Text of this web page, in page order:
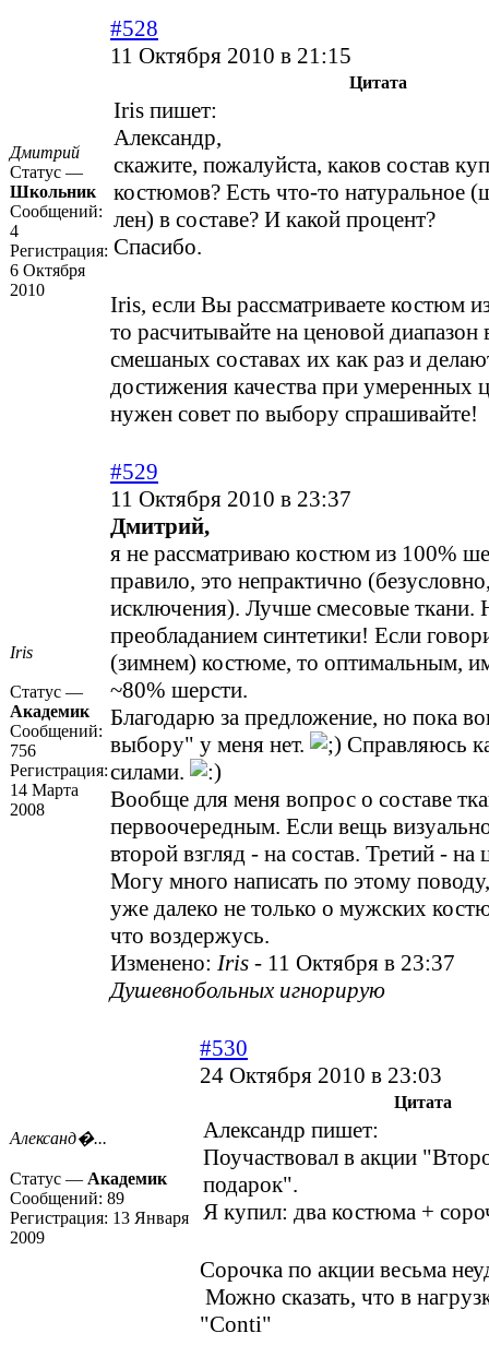
Дмитрий
Статус —
Школьник
Сообщений:
4
Регистрация:
6 Октября
2010
#528
11 Октября 2010 в 21:15
Цитата
Iris пишет:
Александр,
скажите, пожалуйста, каков состав
костюмов? Есть что-то натуральное
лен) в составе? И какой процент?
Спасибо.
Iris, если Вы расcматриваете костюм
то расчитывайте на ценовой
смешаных составах их как раз и
достижения качества при умеренных
нужен совет по выбору спрашивайте!
Iris
Статус —
Академик
Сообщений:
756
Регистрация:
14 Марта
2008
#529
11 Октября 2010 в 23:37
Дмитрий,
я не рассматриваю костюм из 100%
правило, это непрактично
исключения). Лучше смесовые ткани.
преобладанием синтетики! Если
(зимнем) костюме, то оптимальным,
~80% шерсти.
Благодарю за предложение, но пока
выбору" у меня нет.
Справляюсь
силами.
Вообще для меня вопрос о составе
первоочередным. Если вещь
второй взгляд - на состав. Третий - на
Могу много написать по этому
уже далеко не только о мужских
что воздержусь.
Изменено: Iris - 11 Октября в 23:37
Душевнобольных игнорирую
Александ�...
Статус — Академик
Сообщений: 89
Регистрация: 13 Января
2009
#530
24 Октября 2010 в 23:03
Цитата
Александр пишет:
Поучаствовал в акции
подарок".
Я купил: два костюма +
Сорочка по акции весьма
Можно сказать, что в
"Conti"